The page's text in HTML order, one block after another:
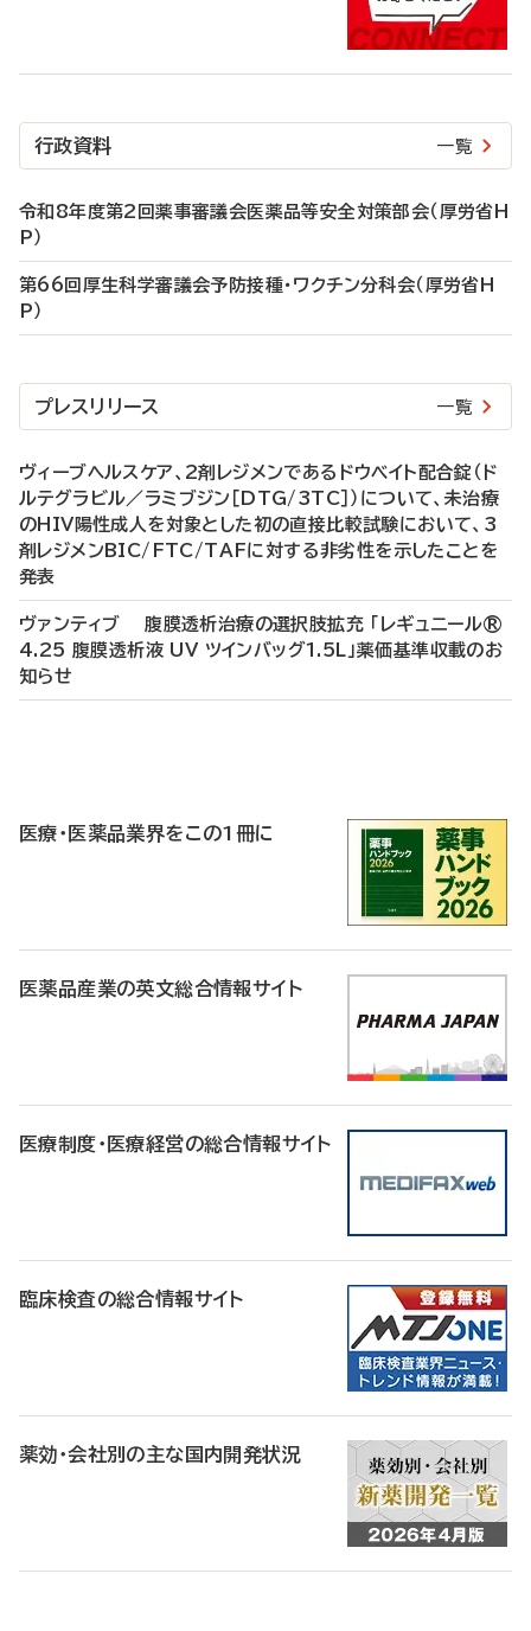
行政資料 一覧
令和8年度第2回薬事審議会医薬品等安全対策部会（厚労省H
P）
第66回厚生科学審議会予防接種・ワクチン分科会（厚労省H
P）
プレスリリース 一覧
ヴィーブヘルスケア、2剤レジメンであるドウベイト配合錠（ド
ルテグラビル／ラミブジン［DTG/3TC］）について、未治療
のHIV陽性成人を対象とした初の直接比較試験において、3
剤レジメンBIC/FTC/TAFに対する非劣性を示したことを
発表
ヴァンティブ 腹膜透析治療の選択肢拡充 「レギュニール®
4.25 腹膜透析液 UV ツインバッグ1.5L」薬価基準収載のお
知らせ
医療・医薬品業界をこの1冊に
医薬品産業の英文総合情報サイト
医療制度・医療経営の総合情報サイト
臨床検査の総合情報サイト
薬効・会社別の主な国内開発状況